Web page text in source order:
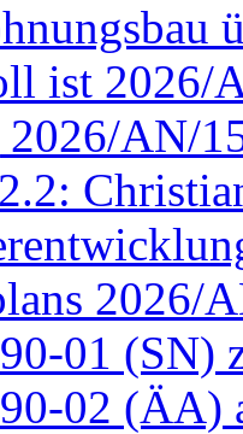
ist 2026/
2026/AN/
2026/
01 (SN)
02 (ÄA)